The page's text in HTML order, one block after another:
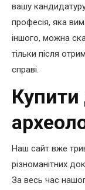
вашу
професія, яка
іншого, можна
тільки після
справі.
Наш сайт вже
різноманітних
За весь час